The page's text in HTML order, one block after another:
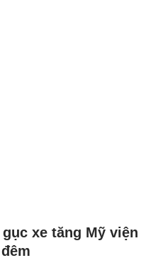
xe tăng Mỹ viện